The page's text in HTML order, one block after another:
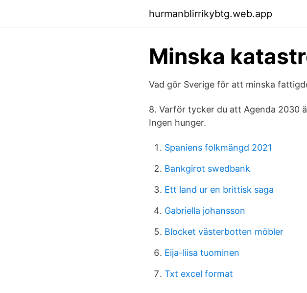
hurmanblirrikybtg.web.app
Minska
Vad gör Sverige för att minska
8. Varför tycker du att Agenda 2030
Ingen hunger.
Spaniens folkmängd 2021
Bankgirot swedbank
Ett land ur en brittisk saga
Gabriella johansson
Blocket västerbotten möbler
Eija-liisa tuominen
Txt excel format